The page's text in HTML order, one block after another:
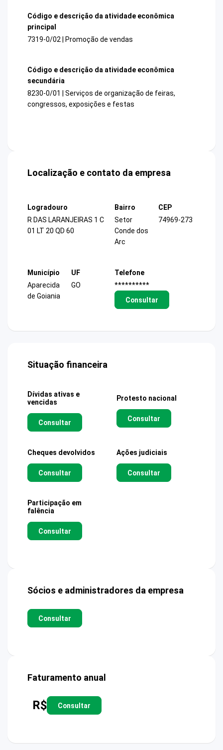
Código e descrição da atividade econômica
principal
7319-0/02 | Promoção de vendas
Código e descrição da atividade econômica
secundária
8230-0/01 | Serviços de organização de feiras,
congressos, exposições e festas
Localização e contato da empresa
Logradouro
R DAS LARANJEIRAS 1 C
01 LT 20 QD 60
Bairro
Setor
Conde dos
Arc
CEP
74969-273
Município
Aparecida
de Goiania
UF
GO
Telefone
**********
Consultar
Situação financeira
Dívidas ativas e
vencidas
Consultar
Protesto nacional
Consultar
Cheques devolvidos
Consultar
Ações judiciais
Consultar
Participação em
falência
Consultar
Sócios e administradores da empresa
Consultar
Faturamento anual
R$ Consultar